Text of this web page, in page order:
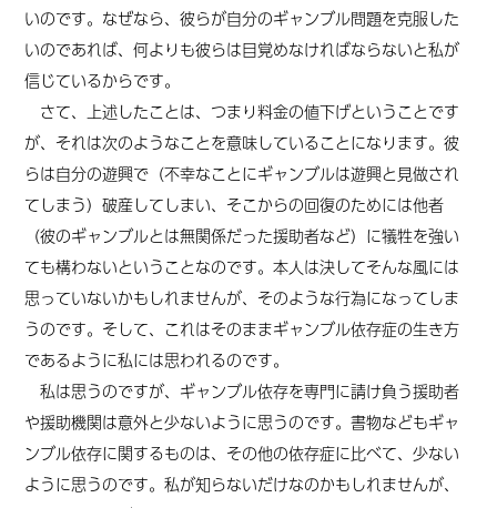
いのです。なぜなら、彼らが自分のギャンブル問題を克服した
いのであれば、何よりも彼らは目覚めなければならないと私が
信じているからです。
さて、上述したことは、つまり料金の値下げということです
が、それは次のようなことを意味していることになります。彼
らは自分の遊興で（不幸なことにギャンブルは遊興と見做され
てしまう）破産してしまい、そこからの回復のためには他者
（彼のギャンブルとは無関係だった援助者など）に犠牲を強い
ても構わないということなのです。本人は決してそんな風には
思っていないかもしれませんが、そのような行為になってしま
うのです。そして、これはそのままギャンブル依存症の生き方
であるように私には思われるのです。
私は思うのですが、ギャンブル依存を専門に請け負う援助者
や援助機関は意外と少ないように思うのです。書物などもギャ
ンブル依存に関するものは、その他の依存症に比べて、少ない
ように思うのです。私が知らないだけなのかもしれませんが、